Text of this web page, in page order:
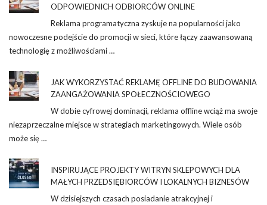
ODPOWIEDNICH ODBIORCÓW ONLINE
Reklama programatyczna zyskuje na popularności jako
nowoczesne podejście do promocji w sieci, które łączy zaawansowaną
technologię z możliwościami …
JAK WYKORZYSTAĆ REKLAMĘ OFFLINE DO BUDOWANIA
ZAANGAŻOWANIA SPOŁECZNOŚCIOWEGO
W dobie cyfrowej dominacji, reklama offline wciąż ma swoje
niezaprzeczalne miejsce w strategiach marketingowych. Wiele osób
może się …
INSPIRUJĄCE PROJEKTY WITRYN SKLEPOWYCH DLA
MAŁYCH PRZEDSIĘBIORCÓW I LOKALNYCH BIZNESÓW
W dzisiejszych czasach posiadanie atrakcyjnej i